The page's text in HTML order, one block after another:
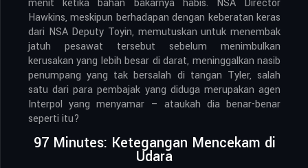
menit ketika bahan bakarnya habis. NSA Director
Hawkins, meskipun berhadapan dengan keberatan keras
dari NSA Deputy Toyin, memutuskan untuk menembak
jatuh pesawat tersebut sebelum menimbulkan
kerusakan yang lebih besar di darat, meninggalkan nasib
penumpang yang tak bersalah di tangan Tyler, salah
satu dari para pembajak yang diduga merupakan agen
Interpol yang menyamar – ataukah dia benar-benar
seperti itu?
97 Minutes: Ketegangan Mencekam di
Udara